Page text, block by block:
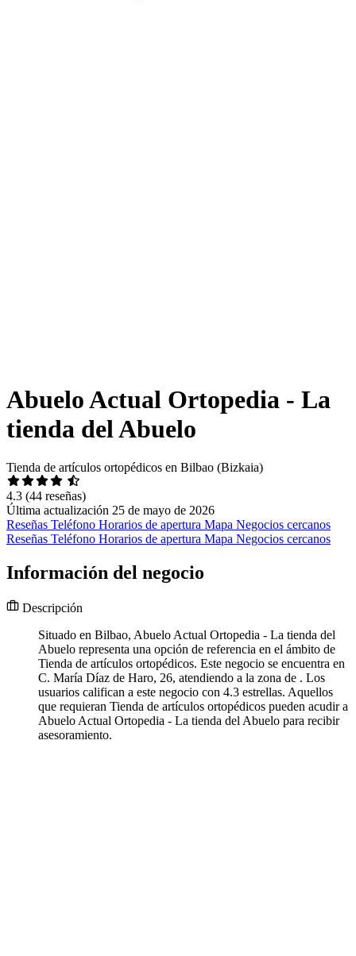
Abuelo Actual Ortopedia - La
tienda del Abuelo
Tienda de artículos ortopédicos en Bilbao (Bizkaia)
4.3 (44 reseñas)
Última actualización 25 de mayo de 2026
Reseñas Teléfono Horarios de apertura Mapa Negocios cercanos
Reseñas Teléfono Horarios de apertura Mapa Negocios cercanos
Información del negocio
Descripción
Situado en Bilbao, Abuelo Actual Ortopedia - La tienda del
Abuelo representa una opción de referencia en el ámbito de
Tienda de artículos ortopédicos. Este negocio se encuentra en
C. María Díaz de Haro, 26, atendiendo a la zona de . Los
usuarios califican a este negocio con 4.3 estrellas. Aquellos
que requieran Tienda de artículos ortopédicos pueden acudir a
Abuelo Actual Ortopedia - La tienda del Abuelo para recibir
asesoramiento.